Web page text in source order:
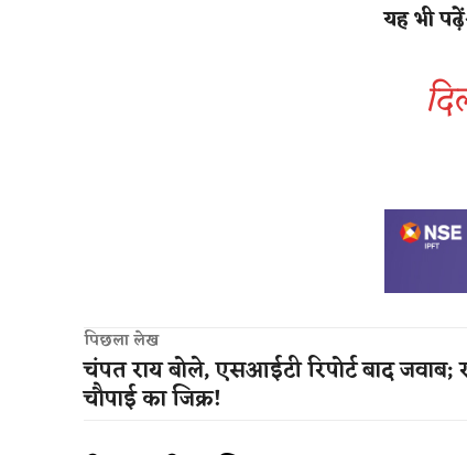
यह भी
पिछला लेख
चंपत राय बोले, एसआईटी रिपोर्ट बाद जवाब;
चौपाई का जिक्र!